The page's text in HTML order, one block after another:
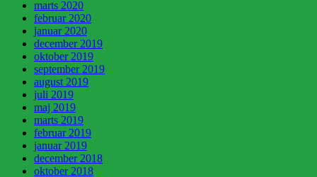
marts 2020
februar 2020
januar 2020
december 2019
oktober 2019
september 2019
august 2019
juli 2019
maj 2019
marts 2019
februar 2019
januar 2019
december 2018
oktober 2018